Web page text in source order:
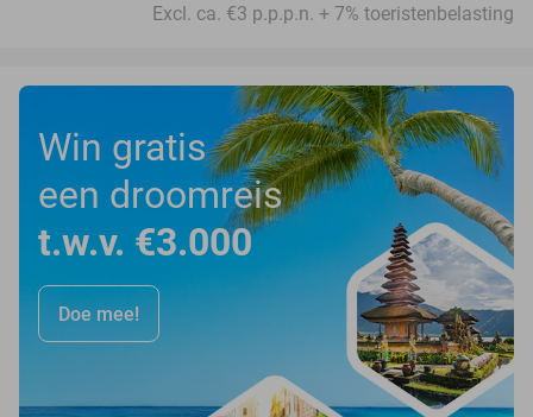
Excl. ca. €3 p.p.p.n. + 7% toeristenbelasting
Win gratis
een droomreis
t.w.v. €3.000
Doe mee!